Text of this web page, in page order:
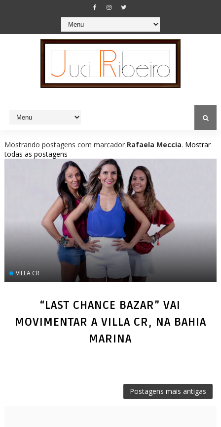
Mostrando postagens com marcador Rafaela Meccia. Mostrar
todas as postagens
VILLA CR
“LAST CHANCE BAZAR” VAI
MOVIMENTAR A VILLA CR, NA BAHIA
MARINA
Postagens mais antigas